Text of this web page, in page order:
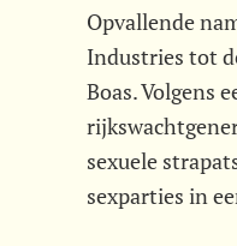
Opvallende
Industries tot
Boas. Volgens
sexuele
sexparties in